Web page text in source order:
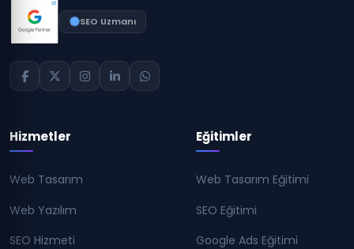
SEO Uzmanı
Hizmetler
Web Tasarım
Web Yazılım
SEO Hizmeti
Eğitimler
Web Tasarım Eğitimi
SEO Eğitimi
Google Ads Eğitimi